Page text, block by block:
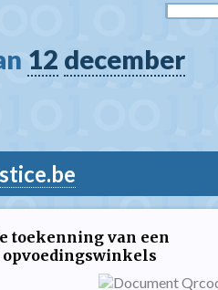
12 december
toekenning van een